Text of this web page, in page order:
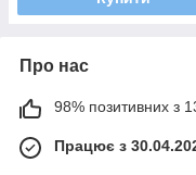
Про нас
98% позитивних з
Працює з